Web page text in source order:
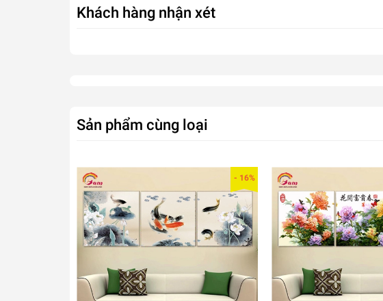
Khách hàng nhận xét
Sản phẩm cùng loại
- 16%